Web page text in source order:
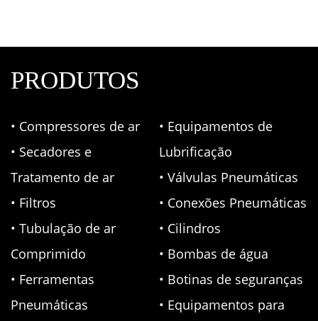
PRODUTOS
• Compressores de ar
• Secadores e
Tratamento de ar
• Filtros
• Tubulação de ar
Comprimido
• Ferramentas
Pneumáticas
• Equipamentos de
Lubrificação
• Válvulas Pneumáticas
• Conexões Pneumáticas
• Cilindros
• Bombas de água
• Botinas de seguranças
• Equipamentos para